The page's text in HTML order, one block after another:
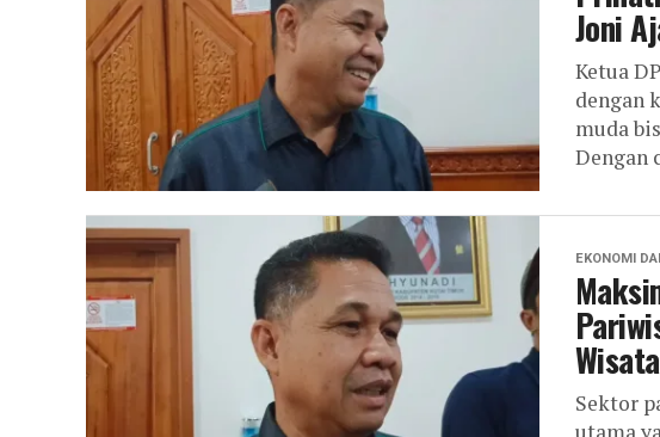
Joni
Ketua
dengan
muda
Dengan
EKONOMI
Sektor
utama